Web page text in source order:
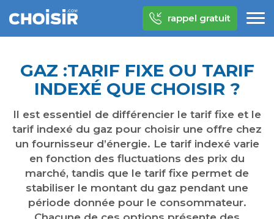
rappel gratuit
GAZ :TARIF FIXE OU TARIF
INDEXÉ QUE CHOISIR ?
Il est essentiel de différencier le tarif fixe et le
tarif indexé du gaz pour choisir une offre chez
un fournisseur d’énergie. Le tarif indexé varie
en fonction des fluctuations des prix du
marché, tandis que le tarif fixe permet de
stabiliser le montant du gaz pendant une
période donnée pour le consommateur.